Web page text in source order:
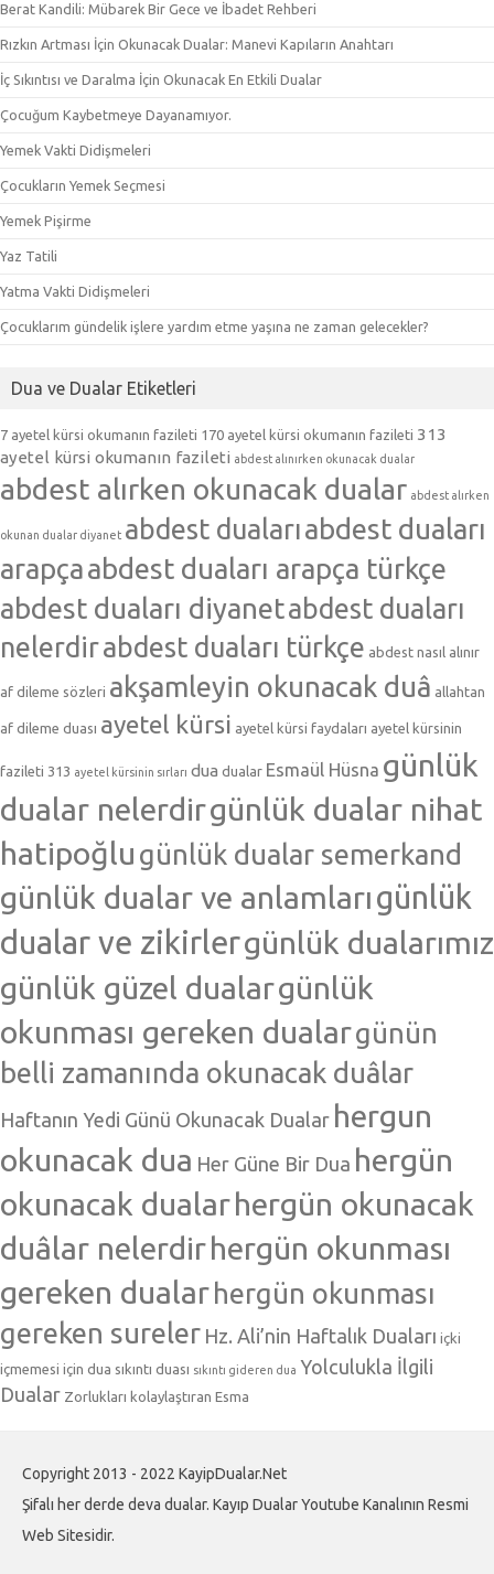
Berat Kandili: Mübarek Bir Gece ve İbadet Rehberi
Rızkın Artması İçin Okunacak Dualar: Manevi Kapıların Anahtarı
İç Sıkıntısı ve Daralma İçin Okunacak En Etkili Dualar
Çocuğum Kaybetmeye Dayanamıyor.
Yemek Vakti Didişmeleri
Çocukların Yemek Seçmesi
Yemek Pişirme
Yaz Tatili
Yatma Vakti Didişmeleri
Çocuklarım gündelik işlere yardım etme yaşına ne zaman gelecekler?
Dua ve Dualar Etiketleri
7 ayetel kürsi okumanın fazileti 170 ayetel kürsi okumanın fazileti 313
ayetel kürsi okumanın fazileti abdest alınırken okunacak dualar
abdest alırken okunacak dualar abdest alırken
okunan dualar diyanet abdest dualarıabdest duaları
arapçaabdest duaları arapça türkçe
abdest duaları diyanetabdest duaları
nelerdirabdest duaları türkçe abdest nasıl alınır
af dileme sözleri akşamleyin okunacak duâ allahtan
af dileme duası ayetel kürsi ayetel kürsi faydaları ayetel kürsinin
fazileti 313 ayetel kürsinin sırları dua dualar Esmaül Hüsna günlük
dualar nelerdirgünlük dualar nihat
hatipoğlu günlük dualar semerkand
günlük dualar ve anlamlarıgünlük
dualar ve zikirlergünlük dualarımız
günlük güzel dualargünlük
okunması gereken dualargünün
belli zamanında okunacak duâlar
Haftanın Yedi Günü Okunacak Dualar hergun
okunacak dua Her Güne Bir Dua hergün
okunacak dualarhergün okunacak
duâlar nelerdirhergün okunması
gereken dualar hergün okunması
gereken sureler Hz. Ali’nin Haftalık Duaları içki
içmemesi için dua sıkıntı duası sıkıntı gideren dua Yolculukla İlgili
Dualar Zorlukları kolaylaştıran Esma
Copyright 2013 - 2022 KayipDualar.Net
Şifalı her derde deva dualar. Kayıp Dualar Youtube Kanalının Resmi
Web Sitesidir.